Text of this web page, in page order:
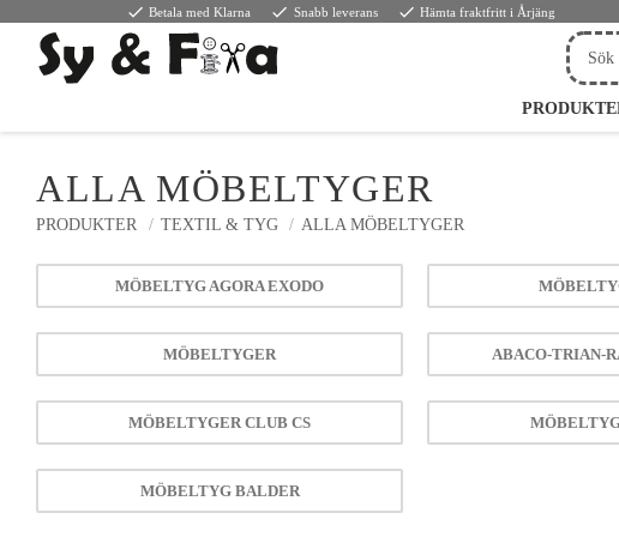
done Betala med Klarna done Snabb leverans done Hämta fraktfritt i Årjäng
ALLA MÖBELTYGER
PRODUKTER TEXTIL & TYG ALLA MÖBELTYGER
MÖBELTYG AGORA EXODO
MÖBELTYGER ABACO-TRIAN-
MÖBELTYGER CLUB CS
MÖBELTYG BALDER